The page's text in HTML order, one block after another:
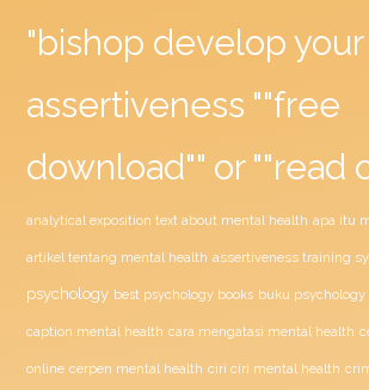
"bishop develop your
assertiveness ""free
download"" or ""read
analytical exposition text about mental health apa itu
artikel tentang mental health assertiveness training
psychology best psychology books buku
caption mental health cara mengatasi mental health
online cerpen mental health ciri ciri mental health